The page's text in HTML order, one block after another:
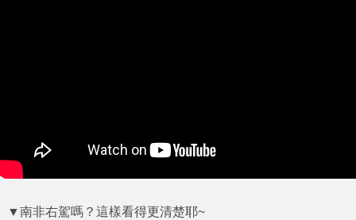
▼南非右駕嗎？這樣看得更清楚耶~